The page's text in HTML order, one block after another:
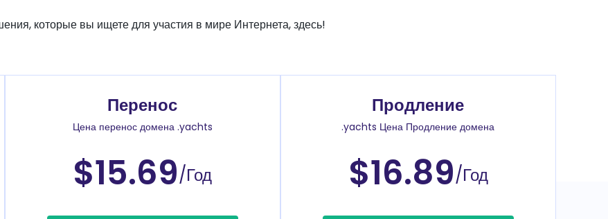
которые вы ищете для участия в мире Интернета, здесь!
Перенос
Цена перенос домена .yachts
$15.69/Год
Продление
.yachts Цена Продление домена
$16.89/Год